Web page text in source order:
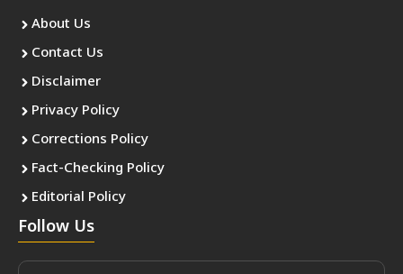
About Us
Contact Us
Disclaimer
Privacy Policy
Corrections Policy
Fact-Checking Policy
Editorial Policy
Follow Us